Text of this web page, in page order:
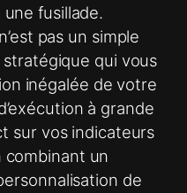
fusillade.
pas un simple
stratégique qui vous
inégalée de votre
à grande
sur vos indicateurs
combinant un
de